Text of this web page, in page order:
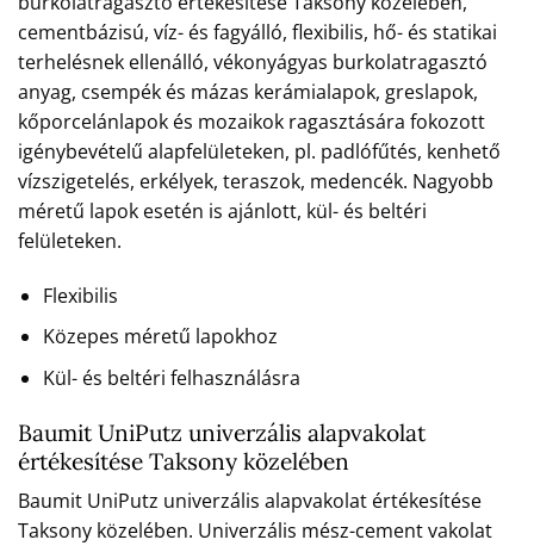
cementbázisú, víz- és fagyálló, flexibilis, hő- és statikai
terhelésnek ellenálló, vékonyágyas burkolatragasztó
anyag, csempék és mázas kerámialapok, greslapok,
kőporcelánlapok és mozaikok ragasztására fokozott
igénybevételű alapfelületeken, pl. padlófűtés, kenhető
vízszigetelés, erkélyek, teraszok, medencék. Nagyobb
méretű lapok esetén is ajánlott, kül- és beltéri
felületeken.
Flexibilis
Közepes méretű lapokhoz
Kül- és beltéri felhasználásra
Baumit UniPutz univerzális alapvakolat
értékesítése Taksony közelében
Baumit UniPutz univerzális alapvakolat értékesítése
Taksony közelében. Univerzális mész-cement vakolat